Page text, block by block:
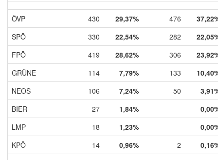
ÖVP 430 29,37% 476
SPÖ
330 22,54% 282
FPÖ
419 28,62% 306
GRÜNE
114 7,79% 133
NEOS
106 7,24% 50
BIER
27 1,84%
LMP
18 1,23%
KPÖ
14 0,96% 2